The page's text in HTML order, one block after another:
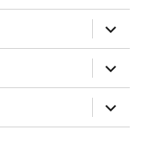
expand
child
menu
expand
child
menu
expand
child
menu